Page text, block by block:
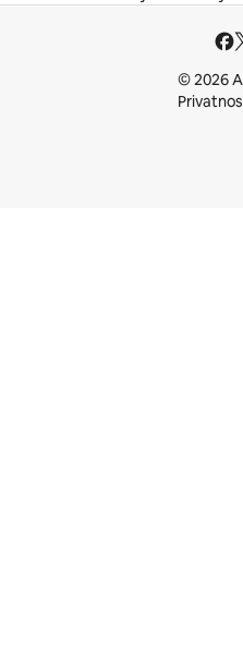
© 2026